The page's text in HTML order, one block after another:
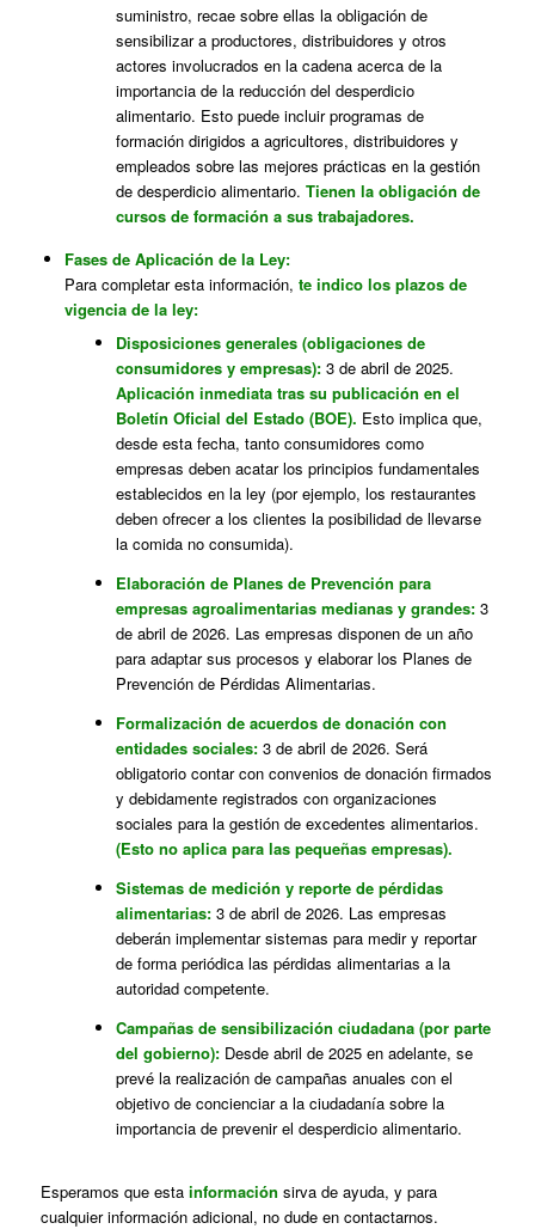
suministro, recae sobre ellas la obligación de
sensibilizar a productores, distribuidores y otros
actores involucrados en la cadena acerca de la
importancia de la reducción del desperdicio
alimentario. Esto puede incluir programas de
formación dirigidos a agricultores, distribuidores y
empleados sobre las mejores prácticas en la gestión
de desperdicio alimentario. Tienen la obligación de
cursos de formación a sus trabajadores.
Fases de Aplicación de la Ley:
Para completar esta información, te indico los plazos de
vigencia de la ley:
Disposiciones generales (obligaciones de
consumidores y empresas):3 de abril de 2025.
Aplicación inmediata tras su publicación en el
Boletín Oficial del Estado (BOE). Esto implica que,
desde esta fecha, tanto consumidores como
empresas deben acatar los principios fundamentales
establecidos en la ley (por ejemplo, los restaurantes
deben ofrecer a los clientes la posibilidad de llevarse
la comida no consumida).
Elaboración de Planes de Prevención para
empresas agroalimentarias medianas y grandes:3
de abril de 2026. Las empresas disponen de un año
para adaptar sus procesos y elaborar los Planes de
Prevención de Pérdidas Alimentarias.
Formalización de acuerdos de donación con
entidades sociales:3 de abril de 2026. Será
obligatorio contar con convenios de donación firmados
y debidamente registrados con organizaciones
sociales para la gestión de excedentes alimentarios.
(Esto no aplica para las pequeñas empresas).
Sistemas de medición y reporte de pérdidas
alimentarias:3 de abril de 2026. Las empresas
deberán implementar sistemas para medir y reportar
de forma periódica las pérdidas alimentarias a la
autoridad competente.
Campañas de sensibilización ciudadana (por parte
del gobierno):Desde abril de 2025 en adelante, se
prevé la realización de campañas anuales con el
objetivo de concienciar a la ciudadanía sobre la
importancia de prevenir el desperdicio alimentario.
Esperamos que esta información sirva de ayuda, y para
cualquier información adicional, no dude en contactarnos.